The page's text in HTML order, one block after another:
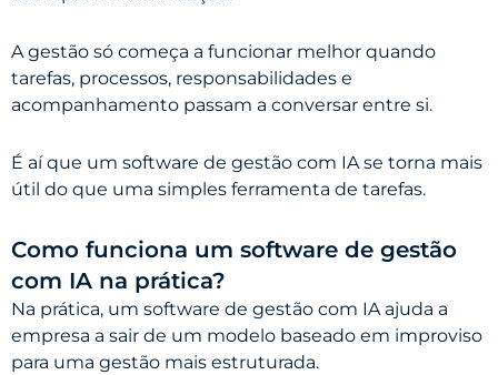
A gestão só começa a funcionar melhor quando
tarefas, processos, responsabilidades e
acompanhamento passam a conversar entre si.
É aí que um software de gestão com IA se torna mais
útil do que uma simples ferramenta de tarefas.
Como funciona um software de gestão
com IA na prática?
Na prática, um software de gestão com IA ajuda a
empresa a sair de um modelo baseado em improviso
para uma gestão mais estruturada.